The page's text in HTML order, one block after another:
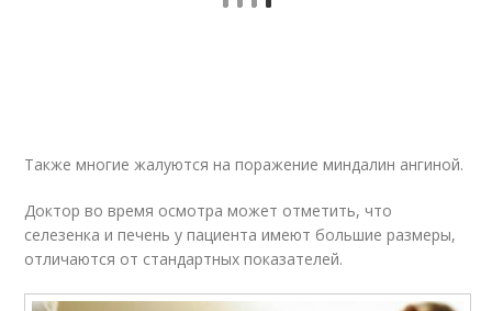
Также многие жалуются на поражение миндалин ангиной.
Доктор во время осмотра может отметить, что
селезенка и печень у пациента имеют большие размеры,
отличаются от стандартных показателей.